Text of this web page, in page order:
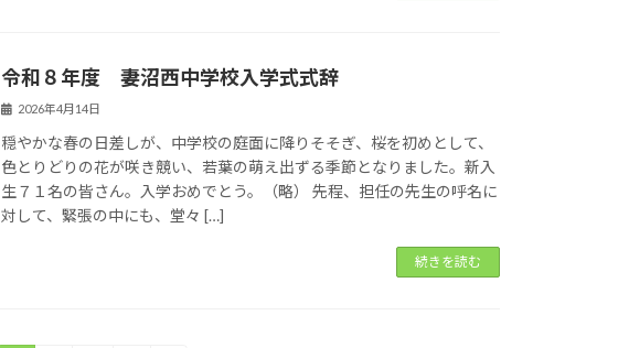
令和８年度 妻沼西中学校入学式式辞
2026年4月14日
穏やかな春の日差しが、中学校の庭面に降りそそぎ、桜を初めとして、
色とりどりの花が咲き競い、若葉の萌え出ずる季節となりました。新入
生７１名の皆さん。入学おめでとう。（略） 先程、担任の先生の呼名に
対して、緊張の中にも、堂々 […]
続きを読む